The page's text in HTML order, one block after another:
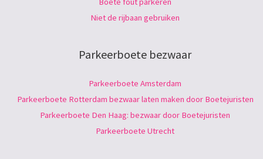
Niet de rijbaan gebruiken
Parkeerboete bezwaar
Parkeerboete Amsterdam
Parkeerboete Rotterdam bezwaar laten maken door Boetejuristen
Parkeerboete Den Haag: bezwaar door Boetejuristen
Parkeerboete Utrecht